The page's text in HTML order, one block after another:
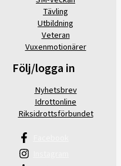
Tävling
Utbildning
Veteran
Vuxenmotionärer
Följ/logga in
Nyhetsbrev
Idrottonline
Riksidrottsförbundet